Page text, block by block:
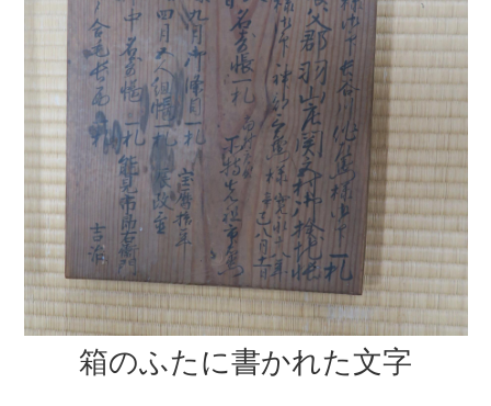
箱のふたに書かれた文字